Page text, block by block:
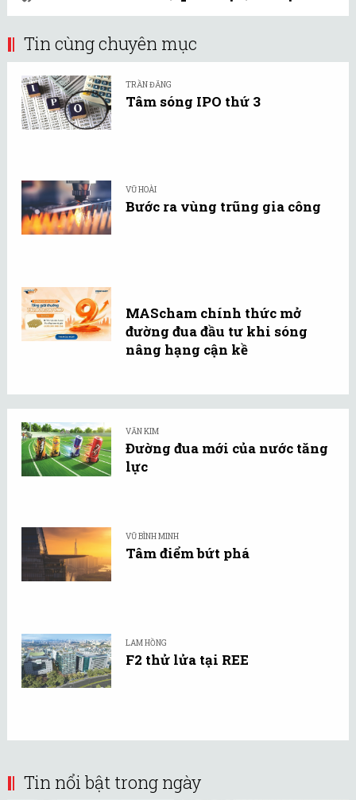
Tin cùng chuyên mục
TRẦN ĐĂNG
Tâm sóng IPO thứ 3
VŨ HOÀI
Bước ra vùng trũng gia công
MAScham chính thức mở
đường đua đầu tư khi sóng
nâng hạng cận kề
VĂN KIM
Đường đua mới của nước tăng
lực
VŨ BÌNH MINH
Tâm điểm bứt phá
LAM HỒNG
F2 thử lửa tại REE
Tin nổi bật trong ngày